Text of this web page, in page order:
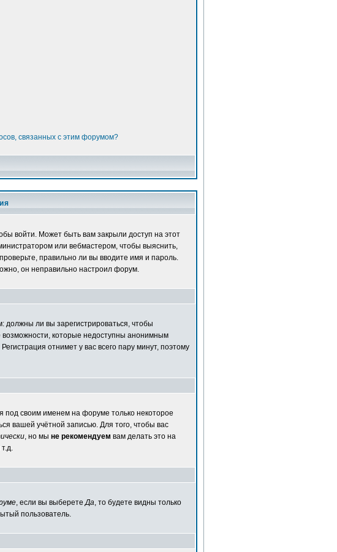
связанных с этим форумом?
войти. Может быть вам закрыли доступ на этот
или вебмастером, чтобы выяснить,
правильно ли вы вводите имя и пароль.
он неправильно настроил форум.
должны ли вы зарегистрироваться, чтобы
которые недоступны анонимным
отнимет у вас всего пару минут, поэтому
под своим именем на форуме только некоторое
вашей учётной записью. Для того, чтобы вас
, но мы не рекомендуем вам делать это на
, если вы выберетеДа, то будете видны только
пользователь.